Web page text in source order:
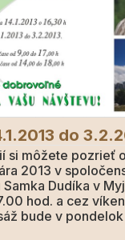
do
si môžete pozrieť
2013 v
Dudíka v
hod. a cez
bude v pondelok